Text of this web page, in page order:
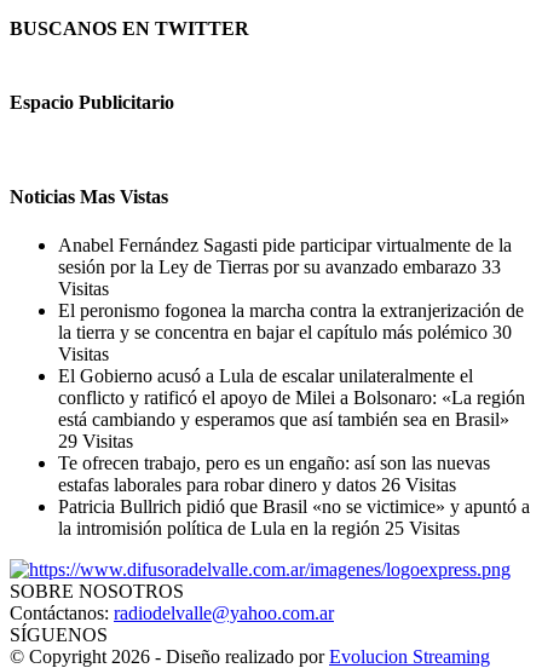
BUSCANOS EN TWITTER
Espacio Publicitario
Noticias Mas Vistas
Anabel Fernández Sagasti pide participar virtualmente de la
sesión por la Ley de Tierras por su avanzado embarazo 33
Visitas
El peronismo fogonea la marcha contra la extranjerización de
la tierra y se concentra en bajar el capítulo más polémico 30
Visitas
El Gobierno acusó a Lula de escalar unilateralmente el
conflicto y ratificó el apoyo de Milei a Bolsonaro: «La región
está cambiando y esperamos que así también sea en Brasil»
29 Visitas
Te ofrecen trabajo, pero es un engaño: así son las nuevas
estafas laborales para robar dinero y datos 26 Visitas
Patricia Bullrich pidió que Brasil «no se victimice» y apuntó a
la intromisión política de Lula en la región 25 Visitas
SOBRE NOSOTROS
Contáctanos: radiodelvalle@yahoo.com.ar
SÍGUENOS
© Copyright 2026 - Diseño realizado porEvolucion Streaming